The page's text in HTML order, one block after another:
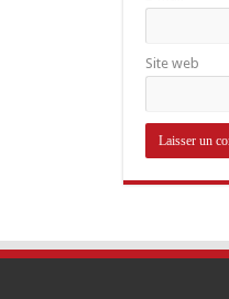
Site web